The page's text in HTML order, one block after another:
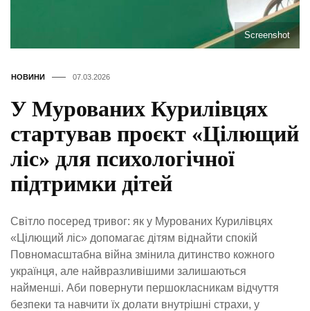
Screenshot
НОВИНИ 07.03.2026
У Мурованих Курилівцях
стартував проєкт «Цілющий
ліс» для психологічної
підтримки дітей
Світло посеред тривог: як у Мурованих Курилівцях
«Цілющий ліс» допомагає дітям віднайти спокій
Повномасштабна війна змінила дитинство кожного
українця, але найвразливішими залишаються
найменші. Аби повернути першокласникам відчуття
безпеки та навчити їх долати внутрішні страхи, у